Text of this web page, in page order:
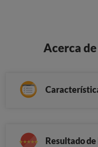
Acerca
Resultado